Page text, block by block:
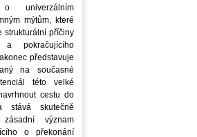
o univerzálním
mýtům, které
strukturální příčiny
a pokračujícího
představuje
na současné
této velké
cestu do
stává skutečně
význam
o překonání